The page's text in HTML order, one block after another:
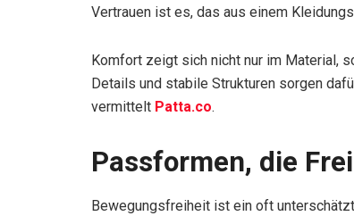
Vertrauen ist es, das aus einem
Komfort zeigt sich nicht nur im Material,
Details und stabile Strukturen sorgen
vermittelt Patta.co.
Passformen, die
Bewegungsfreiheit ist ein oft